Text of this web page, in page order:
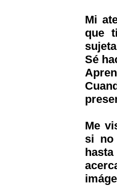
Mi
que
Sé
Me
si no